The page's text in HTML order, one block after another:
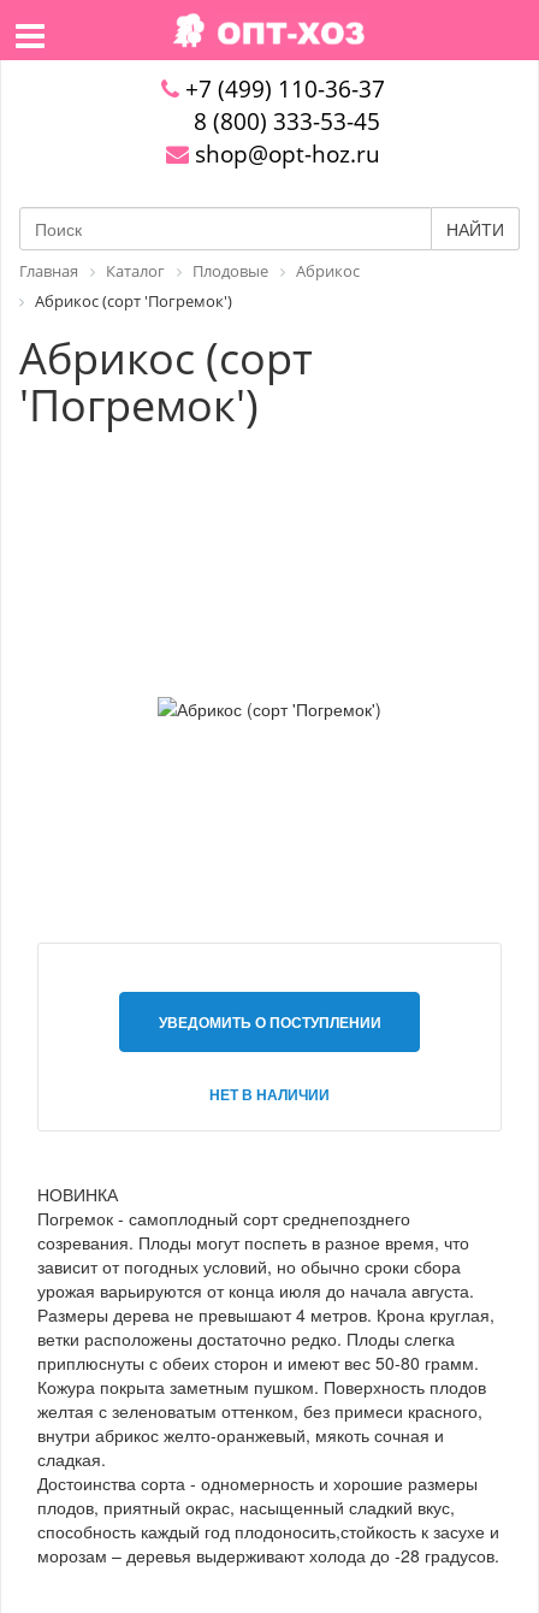
+7 (499) 110-36-37
8 (800) 333-53-45
shop@opt-hoz.ru
НАЙТИ
Главная Каталог Плодовые
Абрикос
Абрикос (сорт 'Погремок')
Абрикос (сорт
'Погремок')
УВЕДОМИТЬ О ПОСТУПЛЕНИИ
НЕТ В НАЛИЧИИ
НОВИНКА
Погремок - самоплодный сорт среднепозднего
созревания. Плоды могут поспеть в разное время, что
зависит от погодных условий, но обычно сроки сбора
урожая варьируются от конца июля до начала августа.
Размеры дерева не превышают 4 метров. Крона круглая,
ветки расположены достаточно редко. Плоды слегка
приплюснуты с обеих сторон и имеют вес 50-80 грамм.
Кожура покрыта заметным пушком. Поверхность плодов
желтая с зеленоватым оттенком, без примеси красного,
внутри абрикос желто-оранжевый, мякоть сочная и
сладкая.
Достоинства сорта - одномерность и хорошие размеры
плодов, приятный окрас, насыщенный сладкий вкус,
способность каждый год плодоносить,стойкость к засухе и
морозам – деревья выдерживают холода до -28 градусов.